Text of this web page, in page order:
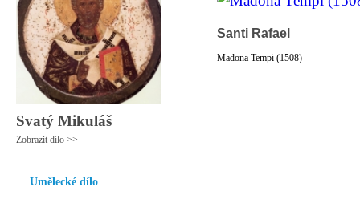
Svatý Mikuláš
Zobrazit dílo >>
Umělecké dílo
Santi Rafael
Madona Tempi (1508)